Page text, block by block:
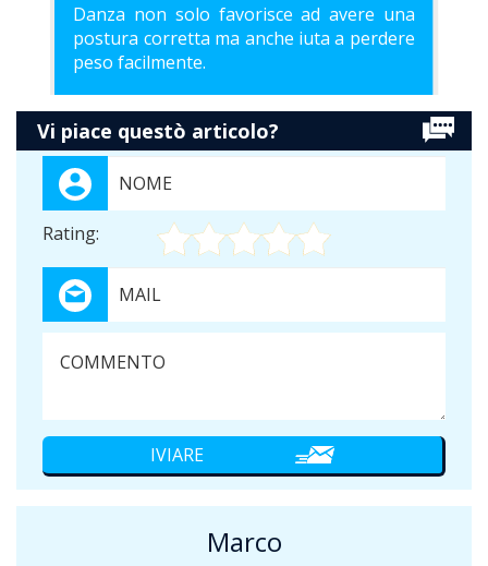
Danza non solo favorisce ad avere una
postura corretta ma anche iuta a perdere
peso facilmente.
Vi piace questò articolo?
Rating:
Marco